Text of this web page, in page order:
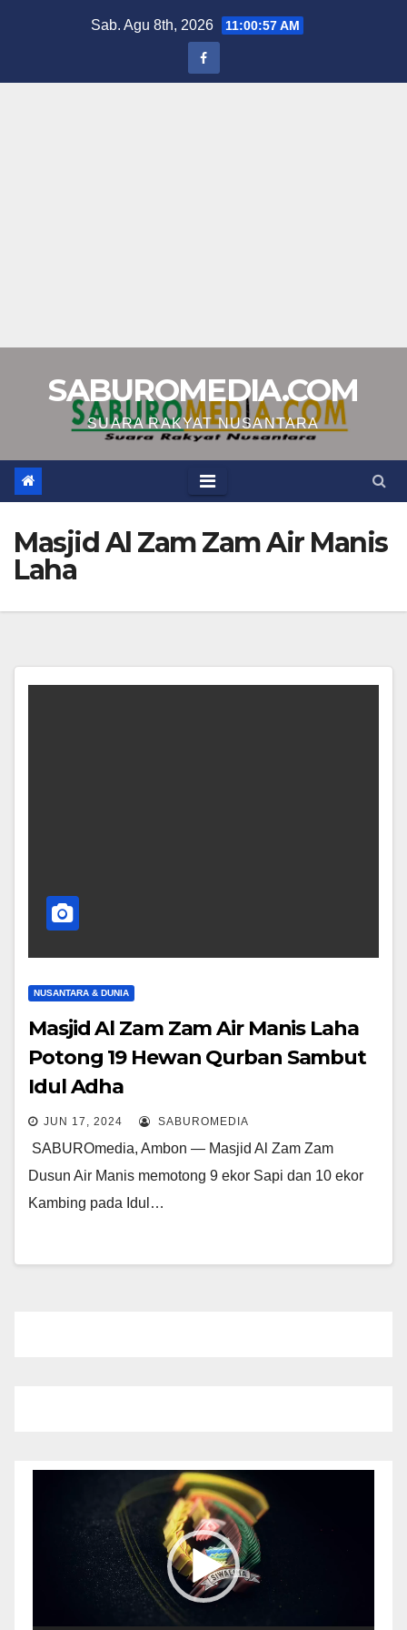
Sab. Agu 8th, 2026 11:00:57 AM
SABUROMEDIA.COM
SUARA RAKYAT NUSANTARA
Masjid Al Zam Zam Air Manis
Laha
NUSANTARA & DUNIA
Masjid Al Zam Zam Air Manis Laha
Potong 19 Hewan Qurban Sambut
Idul Adha
JUN 17, 2024 SABUROMEDIA
SABUROmedia, Ambon — Masjid Al Zam Zam
Dusun Air Manis memotong 9 ekor Sapi dan 10 ekor
Kambing pada Idul…